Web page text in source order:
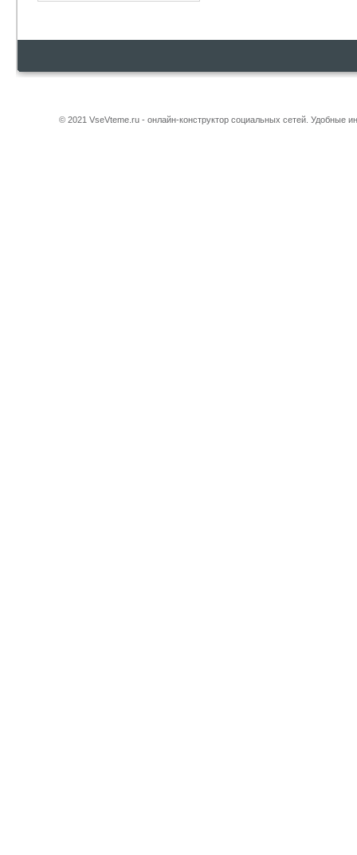
© 2021 VseVteme.ru - онлайн-конструктор социальных сетей. Удобные